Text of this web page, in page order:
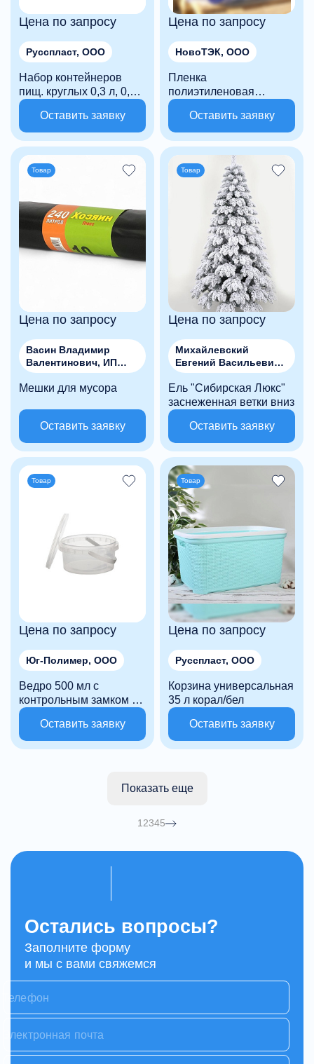
Цена по запросу
Русспласт, ООО
Набор контейнеров
пищ. круглых 0,3 л, 0,6
л, 1,2 л
(Д170мм*Ш170мм*В85мм)
Оставить заявку
Цена по запросу
НовоТЭК, ООО
Пленка
полиэтиленовая
термоусадочная
Оставить заявку
Товар
Цена по запросу
Васин Владимир
Валентинович, ИП
(Лотос)
Мешки для мусора
Оставить заявку
Товар
Цена по запросу
Михайлевский
Евгений Васильевич,
ИП
Ель "Сибирская Люкс"
заснеженная ветки вниз
Оставить заявку
Товар
Цена по запросу
Юг-Полимер, ООО
Ведро 500 мл с
контрольным замком (в
комплекте: ведро,
крышка, ручка) ШАЙБА
Оставить заявку
Товар
Цена по запросу
Русспласт, ООО
Корзина универсальная
35 л корал/бел
Оставить заявку
Показать еще
1 2345
Остались вопросы?
Заполните форму
и мы с вами свяжемся